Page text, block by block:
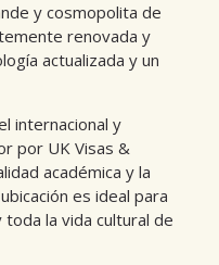
y cosmopolita de
renovada y
actualizada y un
internacional y
por UK Visas &
académica y la
es ideal para
la vida cultural de